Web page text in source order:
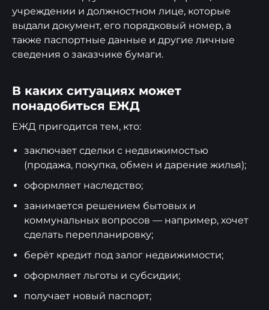
учреждении и должностном лице, которые
выдали документ, его порядковый номер, а
также паспортные данные и другие личные
сведения о заказчике бумаги.
В каких ситуациях может
понадобиться ЕЖД
ЕЖД пригодится тем, кто:
заключает сделки с недвижимостью
(продажа, покупка, обмен и дарение жилья);
оформляет наследство;
занимается решением бытовых и
коммунальных вопросов — например, хочет
сделать перепланировку;
берёт кредит под залог недвижимости;
оформляет льготы и субсидии;
получает новый паспорт;